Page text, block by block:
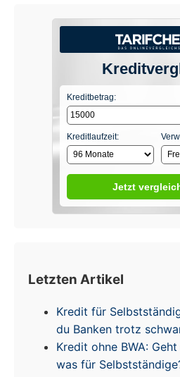
Kreditbetrag:
Kreditlaufzeit:
Jetzt
Letzten Artikel
Kredit für
du Banken trotz
Kredit ohne BWA:
was für